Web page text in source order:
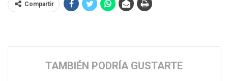
Compartir
TAMBIÉN PODRÍA GUSTARTE